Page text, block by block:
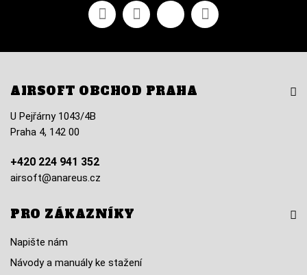
FacebookYouTubeVimeo Instagram
AIRSOFT OBCHOD PRAHA
U Pejřárny 1043/4B
Praha 4, 142 00
+420 224 941 352
airsoft@anareus.cz
PRO ZÁKAZNÍKY
Napište nám
Návody a manuály ke stažení